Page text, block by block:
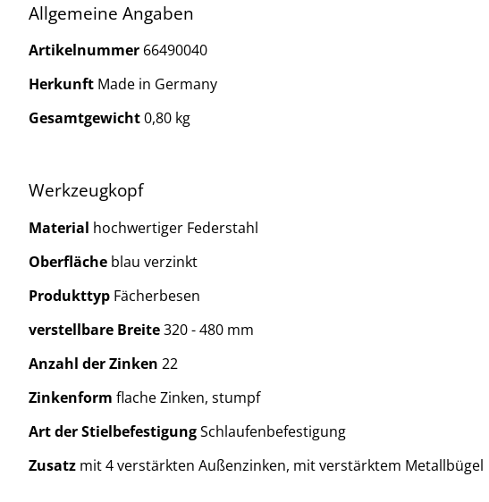
Allgemeine Angaben
Artikelnummer 66490040
Herkunft Made in Germany
Gesamtgewicht0,80 kg
Werkzeugkopf
Material hochwertiger Federstahl
Oberfläche blau verzinkt
Produkttyp Fächerbesen
verstellbare Breite320 - 480 mm
Anzahl der Zinken 22
Zinkenform flache Zinken, stumpf
Art der StielbefestigungSchlaufenbefestigung
Zusatz mit 4 verstärkten Außenzinken, mit verstärktem Metallbügel